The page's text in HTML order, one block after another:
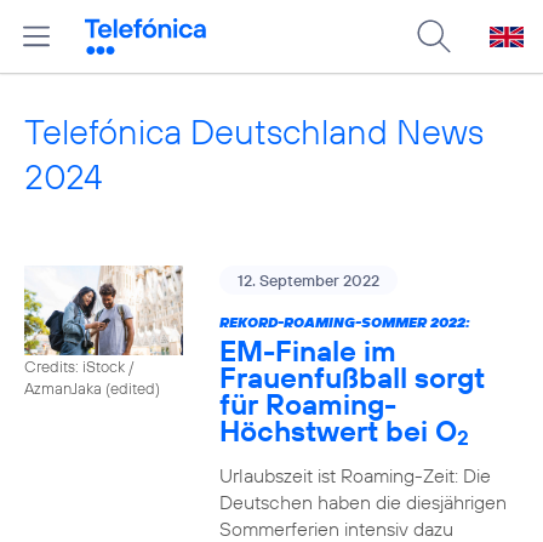
Telefónica Deutschland News
2024
Credits: iStock /
AzmanJaka (edited)
12. September 2022
REKORD-ROAMING-SOMMER 2022:
EM-Finale im
Frauenfußball sorgt
für Roaming-
Höchstwert bei O2
Urlaubszeit ist Roaming-Zeit: Die
Deutschen haben die diesjährigen
Sommerferien intensiv dazu